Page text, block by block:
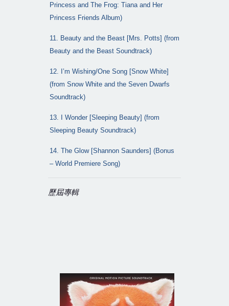
Princess and The Frog: Tiana and Her
Princess Friends Album)
11. Beauty and the Beast [Mrs. Potts] (from
Beauty and the Beast Soundtrack)
12. I’m Wishing/One Song [Snow White]
(from Snow White and the Seven Dwarfs
Soundtrack)
13. I Wonder [Sleeping Beauty] (from
Sleeping Beauty Soundtrack)
14. The Glow [Shannon Saunders] (Bonus
– World Premiere Song)
歷屆專輯